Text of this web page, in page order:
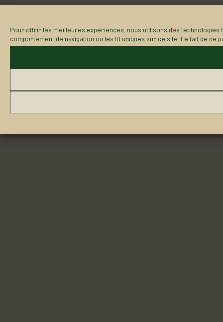
Pour offrir les meilleures expériences, nous utilisons des
comportement de navigation ou les ID uniques sur ce site. Le fait de